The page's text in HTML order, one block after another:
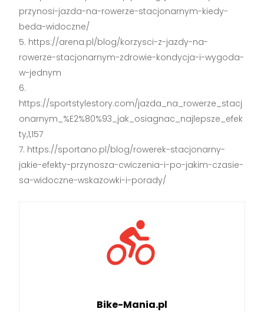
przynosi-jazda-na-rowerze-stacjonarnym-kiedy-
beda-widoczne/
https://arena.pl/blog/korzysci-z-jazdy-na-
rowerze-stacjonarnym-zdrowie-kondycja-i-wygoda-
w-jednym
https://sportstylestory.com/jazda_na_rowerze_stacj
onarnym_%E2%80%93_jak_osiagnac_najlepsze_efek
ty,1,157
https://sportano.pl/blog/rowerek-stacjonarny-
jakie-efekty-przynosza-cwiczenia-i-po-jakim-czasie-
sa-widoczne-wskazowki-i-porady/
Bike-Mania.pl